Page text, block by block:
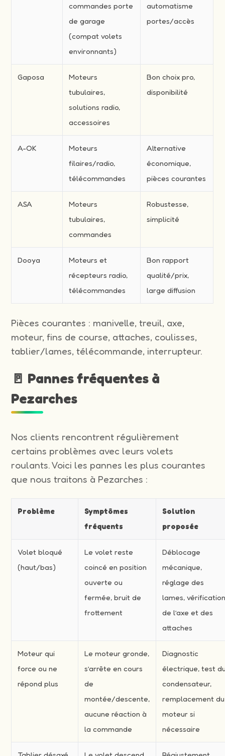
commandes porte
de garage
(compat volets
environnants)
automatisme
portes/accès
Gaposa
Moteurs
tubulaires,
solutions radio,
accessoires
Bon choix pro,
disponibilité
A-OK
Moteurs
filaires/radio,
télécommandes
Alternative
économique,
pièces courantes
ASA
Moteurs
tubulaires,
commandes
Robustesse,
simplicité
Dooya
Moteurs et
récepteurs radio,
télécommandes
Bon rapport
qualité/prix,
large diffusion
Pièces courantes : manivelle, treuil, axe,
moteur, fins de course, attaches, coulisses,
tablier/lames, télécommande, interrupteur.
🚪 Pannes fréquentes à
Pezarches
Nos clients rencontrent régulièrement
certains problèmes avec leurs volets
roulants. Voici les pannes les plus courantes
que nous traitons à Pezarches :
Problème
Symptômes
fréquents
Solution
proposée
Volet bloqué
(haut/bas)
Le volet reste
coincé en position
ouverte ou
fermée, bruit de
frottement
Déblocage
mécanique,
réglage des
lames,
de l’axe et des
attaches
Moteur qui
force ou ne
répond plus
Le moteur gronde,
s’arrête en cours
de
montée/descente,
aucune réaction à
la commande
Diagnostic
électrique, test
condensateur,
remplacement du
moteur si
nécessaire